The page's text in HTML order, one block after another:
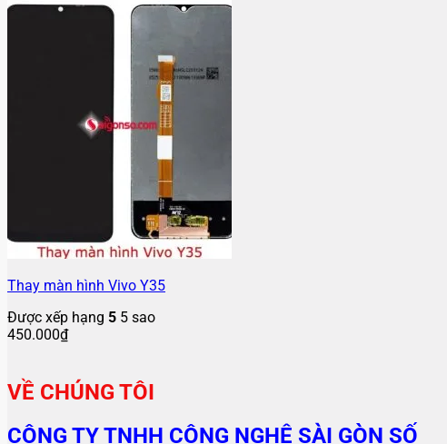
Thay màn hình Vivo Y35
Được xếp hạng 5 5 sao
450.000₫
VỀ CHÚNG TÔI
CÔNG TY TNHH CÔNG NGHỆ SÀI GÒN SỐ